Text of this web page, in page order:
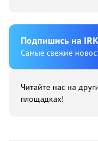
Подпишиcь на
Cамые свежие
Читайте нас на
площадках!